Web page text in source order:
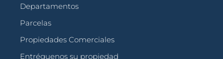
Departamentos
Parcelas
Propiedades Comerciales
Entréguenos su propiedad